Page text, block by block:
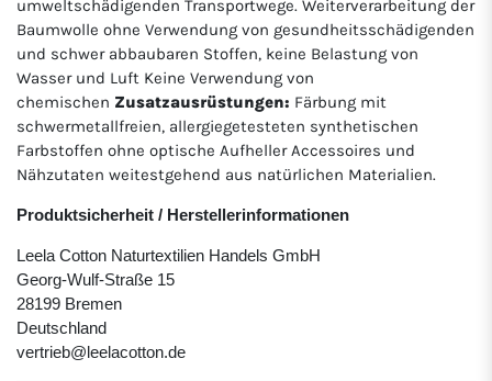
umweltschädigenden Transportwege. Weiterverarbeitung der
Baumwolle ohne Verwendung von gesundheitsschädigenden
und schwer abbaubaren Stoffen, keine Belastung von
Wasser und Luft Keine Verwendung von
chemischen Zusatzausrüstungen: Färbung mit
schwermetallfreien, allergiegetesteten synthetischen
Farbstoffen ohne optische Aufheller Accessoires und
Nähzutaten weitestgehend aus natürlichen Materialien.
Produktsicherheit / Herstellerinformationen
Leela Cotton Naturtextilien Handels GmbH
Georg-Wulf-Straße 15
28199 Bremen
Deutschland
vertrieb@leelacotton.de